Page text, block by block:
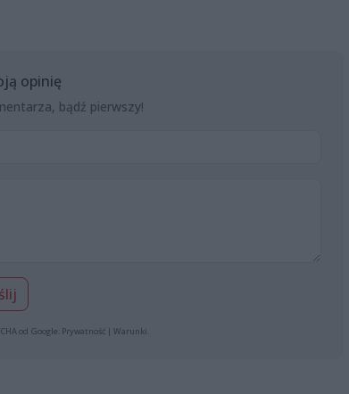
opinię
bądź pierwszy!
od Google: Prywatność| Warunki